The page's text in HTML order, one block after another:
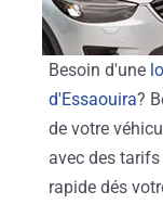
Besoin d'une
d'Essaouira?
de votre
avec des
rapide dés